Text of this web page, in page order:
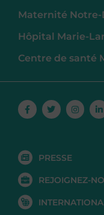
Maternité Notre-
Hôpital Marie-
Centre de santé
Facebook-
f
Twitter
in
PRESSE
REJOIGNEZ-